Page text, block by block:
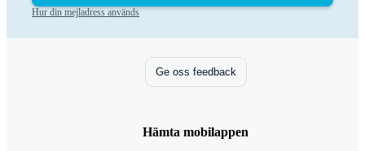
Hur din mejladress används
Ge oss feedback
Hämta mobilappen